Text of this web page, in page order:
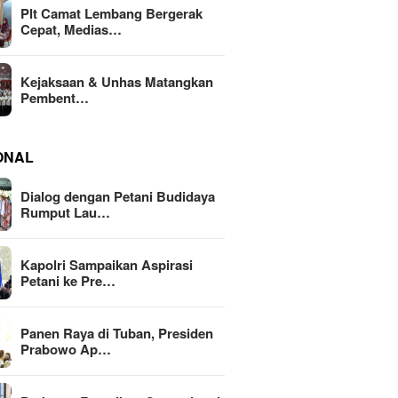
Plt Camat Lembang Bergerak
Cepat, Medias…
Kejaksaan & Unhas Matangkan
Pembent…
Dialog dengan Petani Budidaya
Rumput Lau…
Kapolri Sampaikan Aspirasi
Petani ke Pre…
Panen Raya di Tuban, Presiden
Prabowo Ap…